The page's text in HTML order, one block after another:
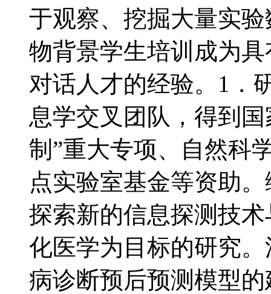
于观察、挖掘大量实
物背景学生培训成为
对话人才的经验。1．
息学交叉团队，得到
制”重大专项、自然科
点实验室基金等资助
探索新的信息探测技
化医学为目标的研究
病诊断预后预测模型